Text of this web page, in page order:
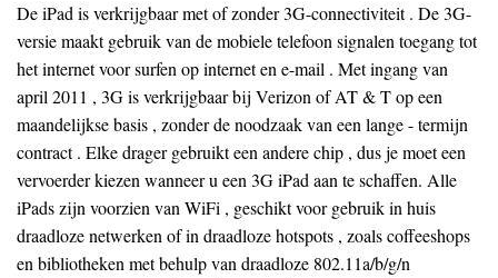
De iPad is verkrijgbaar met of zonder 3G-connectiviteit . De 3G-
versie maakt gebruik van de mobiele telefoon signalen toegang tot
het internet voor surfen op internet en e-mail . Met ingang van
april 2011 , 3G is verkrijgbaar bij Verizon of AT & T op een
maandelijkse basis , zonder de noodzaak van een lange - termijn
contract . Elke drager gebruikt een andere chip , dus je moet een
vervoerder kiezen wanneer u een 3G iPad aan te schaffen. Alle
iPads zijn voorzien van WiFi , geschikt voor gebruik in huis
draadloze netwerken of in draadloze hotspots , zoals coffeeshops
en bibliotheken met behulp van draadloze 802.11a/b/g/n